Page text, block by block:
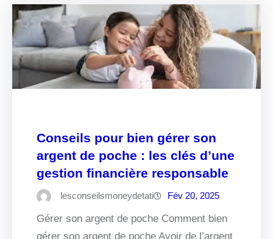
Conseils pour bien gérer son
argent de poche : les clés d’une
gestion financière responsable
lesconseilsmoneydetati Fév 20, 2025
Gérer son argent de poche Comment bien
gérer son argent de poche Avoir de l’argent